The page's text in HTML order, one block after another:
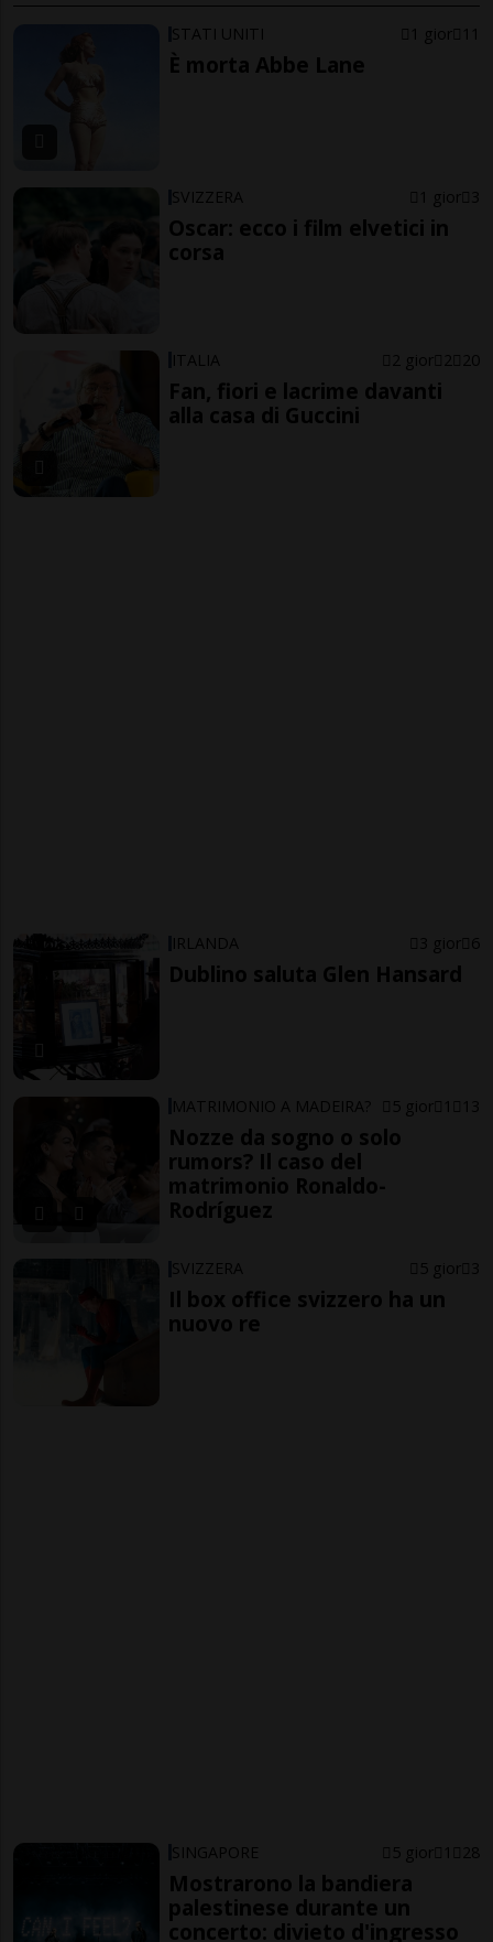
STATI UNITI 1 gior 11
È morta Abbe Lane
SVIZZERA 1 gior 3
Oscar: ecco i film elvetici in
corsa
ITALIA 2 gior 2 20
Fan, fiori e lacrime davanti
alla casa di Guccini
IRLANDA 3 gior 6
Dublino saluta Glen Hansard
MATRIMONIO A MADEIRA? 5 gior 1 13
Nozze da sogno o solo
rumors? Il caso del
matrimonio Ronaldo-
Rodríguez
SVIZZERA 5 gior 3
Il box office svizzero ha un
nuovo re
SINGAPORE 5 gior 1 28
Mostrarono la bandiera
palestinese durante un
concerto: divieto d'ingresso